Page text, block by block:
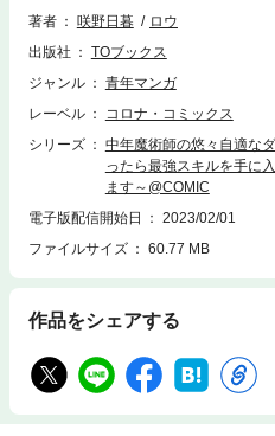
差し、ダンジョン探索で生計を立てる
ばかり。最後のオーブもハズレ…と思
スキル『魔術大全』だった！思いがけ
著者 咲野日暮
ロウ
出版社
TOブックス
ジャンル
青年マンガ
レーベル
コロナ・コミックス
シリーズ
中年魔術師の悠々自適な
ったら最強スキルを手に
ます～@COMIC
電子版配信開始日
2023/02/01
ファイルサイズ
60.77 MB
作品をシェアする